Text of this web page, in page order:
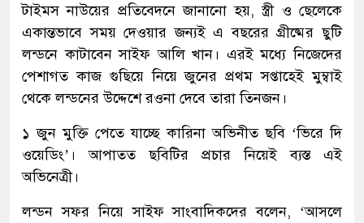
টাইমস নাউয়ের প্রতিবেদনে জানানো হয়, স্ত্রী ও ছেলেকে
একান্তভাবে সময় দেওয়ার জন্যই এ বছরের গ্রীষ্মের ছুটি
লন্ডনে কাটাবেন সাইফ আলি খান। এরই মধ্যে নিজেদের
পেশাগত কাজ গুছিয়ে নিয়ে জুনের প্রথম সপ্তাহেই মুম্বাই
থেকে লন্ডনের উদ্দেশে রওনা দেবে তারা তিনজন।
১ জুন মুক্তি পেতে যাচ্ছে কারিনা অভিনীত ছবি ‘ভিরে দি
ওয়েডিং’। আপাতত ছবিটির প্রচার নিয়েই ব্যস্ত এই
অভিনেত্রী।
লন্ডন সফর নিয়ে সাইফ সাংবাদিকদের বলেন, ‘আসলে